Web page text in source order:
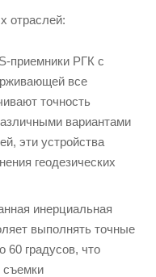
отраслей:
приемники РГК с
все
точность
вариантами
эти устройства
геодезических
инерциальная
выполнять точные
60 градусов, что
съемки